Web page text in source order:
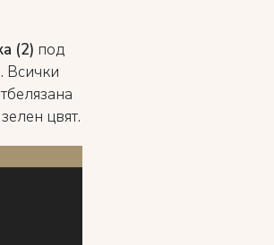
(2) под
Всички
цвят.